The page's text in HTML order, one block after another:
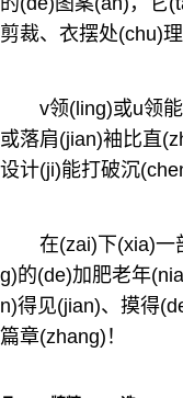
剪裁、衣摆处(chu)
v领(ling)或u领
或落肩(jian)袖比直
设计(ji)能打破沉
在(zai)下(xia)一
g)的(de)加肥老年
n)得见(jian)、摸得
篇章(zhang)！